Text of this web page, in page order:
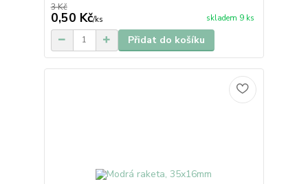
3 Kč
0,50 Kč/ks skladem 9 ks
Přidat do košíku